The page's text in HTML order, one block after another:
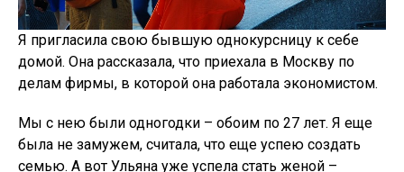
Я пригласила свою бывшую однокурсницу к себе
домой. Она рассказала, что приехала в Москву по
делам фирмы, в которой она работала экономистом.
Мы с нею были одногодки – обоим по 27 лет. Я еще
была не замужем, считала, что еще успею создать
семью. А вот Ульяна уже успела стать женой –